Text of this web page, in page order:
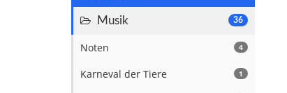
36
Musik
4
Noten
1
Karneval der Tiere